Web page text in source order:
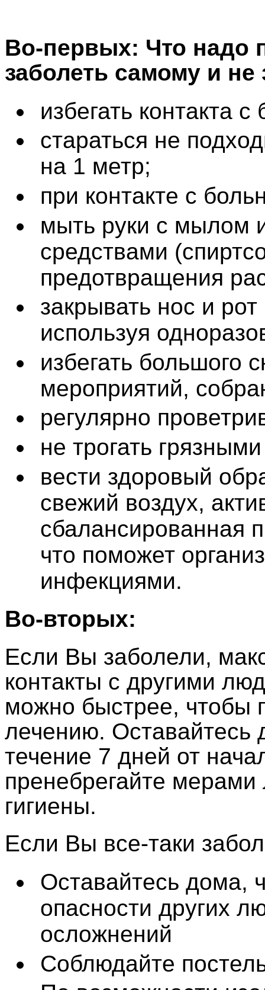
Во-первых: Что надо
заболеть самому и
избегать контакта
стараться не
на 1 метр;
при контакте с
мыть руки с мылом
средствами
предотвращения
закрывать нос и
используя
избегать большого
мероприятий,
регулярно
не трогать
вести здоровый
свежий воздух,
сбалансированная
что поможет
инфекциями.
Во-вторых:
Если Вы заболели,
контакты с другими
можно быстрее, чтобы
лечению. Оставайтесь
течение 7 дней от
пренебрегайте
гигиены.
Если Вы все-таки
Оставайтесь дома,
опасности других
осложнений
Соблюдайте